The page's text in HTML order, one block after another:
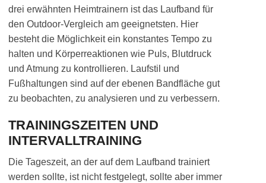
drei erwähnten Heimtrainern ist das Laufband für
den Outdoor-Vergleich am geeignetsten. Hier
besteht die Möglichkeit ein konstantes Tempo zu
halten und Körperreaktionen wie Puls, Blutdruck
und Atmung zu kontrollieren. Laufstil und
Fußhaltungen sind auf der ebenen Bandfläche gut
zu beobachten, zu analysieren und zu verbessern.
TRAININGSZEITEN UND
INTERVALLTRAINING
Die Tageszeit, an der auf dem Laufband trainiert
werden sollte, ist nicht festgelegt, sollte aber immer